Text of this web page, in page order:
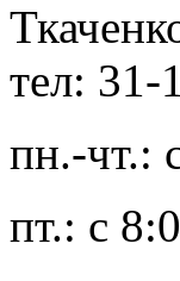
тел: 31-
пн.-чт.:
пт.: с